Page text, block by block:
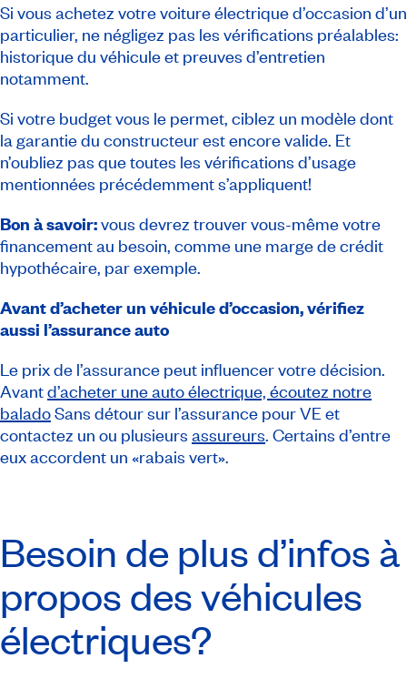
Si vous achetez votre voiture électrique d’occasion d’un
particulier, ne négligez pas les vérifications préalables:
historique du véhicule et preuves d’entretien
notamment.
Si votre budget vous le permet, ciblez un modèle dont
la garantie du constructeur est encore valide. Et
n’oubliez pas que toutes les vérifications d’usage
mentionnées précédemment s’appliquent!
Bon à savoir:vous devrez trouver vous-même votre
financement au besoin, comme une marge de crédit
hypothécaire, par exemple.
Avant d’acheter un véhicule d’occasion, vérifiez
aussi l’assurance auto
Le prix de l’assurance peut influencer votre décision.
Avantd’acheter une auto électrique, écoutez notre
baladoSans détour sur l’assurance pour VE et
contactez un ou plusieurs assureurs. Certains d’entre
eux accordent un «rabais vert».
Besoin de plus d’infos à
propos des véhicules
électriques?